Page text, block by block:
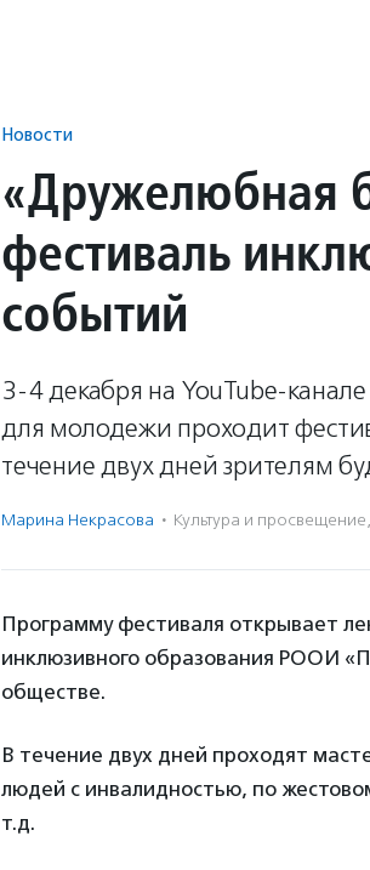
Новости
«Дружелюбная
фестиваль
событий
3-4 декабря на YouTube-
для молодежи проходит
течение двух дней зрителям
Марина Некрасова · Культура и просвещение,
Программу фестиваля открывает
инклюзивного образования РООИ
обществе.
В течение двух дней проходят
людей с инвалидностью, по
т.д.